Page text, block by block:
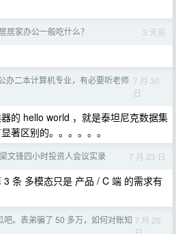
居家办公一般吃什么？ 3 天前
办二本计算机专业，有必要听老师 7 月 30
日
的 hello world ，就是泰坦尼克数据集
著区别的。。。。。。
梁文锋四小时投资人会议实录 7 月 23 日
条 多模态只是 产品 / C 端 的需求有
吧。表弟骗了 50 多万，如何对账知 7 月 20